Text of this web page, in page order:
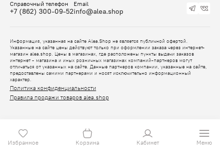
Избранное Корзина Кабинет Меню
Справочный телефон
+7 (862) 300-09-52
Email
info@alea.shop
Информация, указанная на сайте Alea.Shop не является публичной офертой.
Указанные на сайте цены действуют только при оформлении заказа через интернет-
магазин alea.shop. Цены в магазинах, где расположены пункты выдачи заказов
интернет - магазина и иных розничных магазинах компаний-партнеров могут
отличаться от указанных на сайте. Данные партнеров компании, указанные на сайте,
предоставлены самими партнерами и носят исключительно информационный
характер.
Политика конфиденциальности
Правила продажи товаров alea.shop